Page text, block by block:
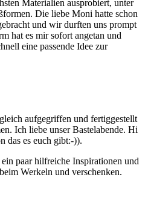
Materialien ausprobiert, unter
Die liebe Moni hatte schon
und wir durften uns prompt
hat es mir sofort angetan und
eine passende Idee zur
aufgegriffen und fertiggestellt
Ich liebe unser Bastelabende. Hi
das es euch gibt:-)).
paar hilfreiche Inspirationen und
Werkeln und verschenken.